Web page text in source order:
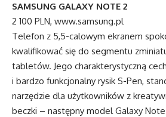
SAMSUNG GALAXY NOTE 2
2 100 PLN, www.samsung.pl
Telefon z 5,5-calowym ekranem
kwalifikować się do segmentu
tabletów. Jego charakterystyczną
i bardzo funkcjonalny rysik S-Pen,
narzędzie dla użytkowników z
beczki – następny model Galaxy